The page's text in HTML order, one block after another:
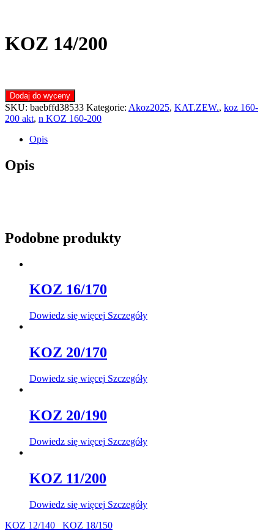
KOZ 14/200
Dodaj do wyceny
SKU: baebffd38533 Kategorie: Akoz2025, KAT.ZEW., koz 160-
200 akt, n KOZ 160-200
Opis
Opis
Podobne produkty
KOZ 16/170
Dowiedz się więcej Szczegóły
KOZ 20/170
Dowiedz się więcej Szczegóły
KOZ 20/190
Dowiedz się więcej Szczegóły
KOZ 11/200
Dowiedz się więcej Szczegóły
KOZ 12/140
KOZ 18/150